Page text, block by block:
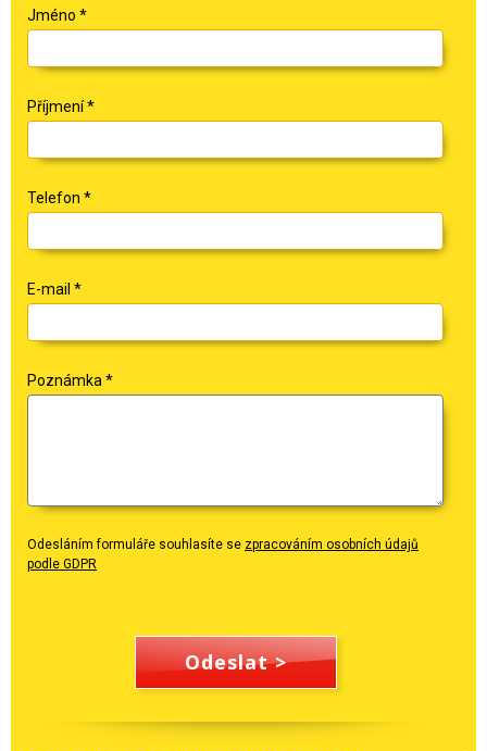
Jméno *
Příjmení*
Telefon *
E-mail *
Poznámka *
Odesláním formuláře souhlasíte se zpracováním osobních údajů
podle GDPR
Odeslat >